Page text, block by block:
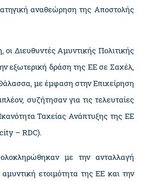
αναθεώρηση της Αποστολής
Διευθυντές Αμυντικής Πολιτικής
εξωτερική δράση της ΕΕ σε Σαχέλ,
με έμφαση στην Επιχείρηση
συζήτησαν για τις τελευταίες
Ταχείας Ανάπτυξης της ΕΕ
– RDC).
με την ανταλλαγή
ετοιμότητα της ΕΕ και την